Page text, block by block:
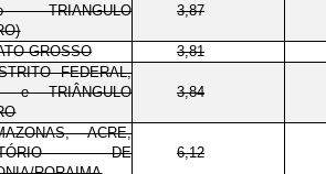
TRIANGULO
3,87
GROSSO 3,81
FEDERAL,
e TRIÂNGULO
3,84
ACRE,
DE
6,12